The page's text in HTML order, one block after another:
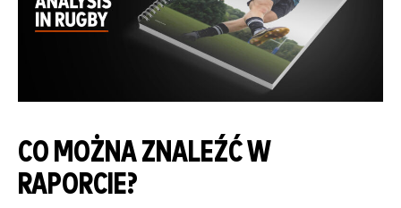
CO MOŻNA ZNALEŹĆ W
RAPORCIE?